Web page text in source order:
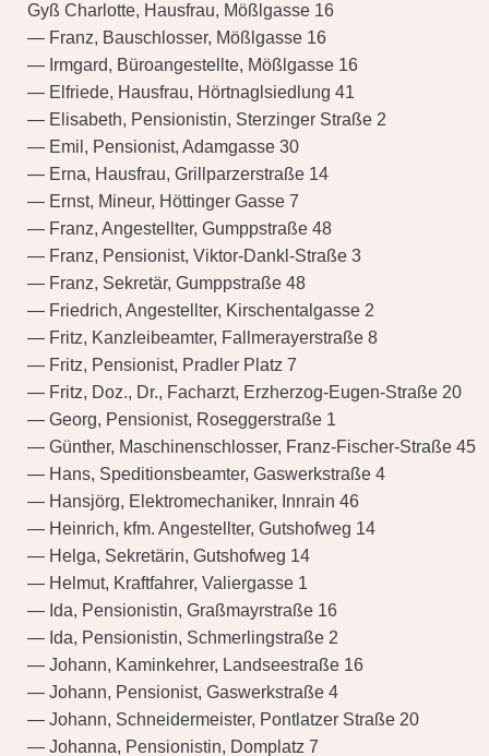
Gyß Charlotte, Hausfrau, Mößlgasse 16
— Franz, Bauschlosser, Mößlgasse 16
— Irmgard, Büroangestellte, Mößlgasse 16
— Elfriede, Hausfrau, Hörtnaglsiedlung 41
— Elisabeth, Pensionistin, Sterzinger Straße 2
— Emil, Pensionist, Adamgasse 30
— Erna, Hausfrau, Grillparzerstraße 14
— Ernst, Mineur, Höttinger Gasse 7
— Franz, Angestellter, Gumppstraße 48
— Franz, Pensionist, Viktor-Dankl-Straße 3
— Franz, Sekretär, Gumppstraße 48
— Friedrich, Angestellter, Kirschentalgasse 2
— Fritz, Kanzleibeamter, Fallmerayerstraße 8
— Fritz, Pensionist, Pradler Platz 7
— Fritz, Doz., Dr., Facharzt, Erzherzog-Eugen-Straße 20
— Georg, Pensionist, Roseggerstraße 1
— Günther, Maschinenschlosser, Franz-Fischer-Straße 45
— Hans, Speditionsbeamter, Gaswerkstraße 4
— Hansjörg, Elektromechaniker, Innrain 46
— Heinrich, kfm. Angestellter, Gutshofweg 14
— Helga, Sekretärin, Gutshofweg 14
— Helmut, Kraftfahrer, Valiergasse 1
— Ida, Pensionistin, Graßmayrstraße 16
— Ida, Pensionistin, Schmerlingstraße 2
— Johann, Kaminkehrer, Landseestraße 16
— Johann, Pensionist, Gaswerkstraße 4
— Johann, Schneidermeister, Pontlatzer Straße 20
— Johanna, Pensionistin, Domplatz 7